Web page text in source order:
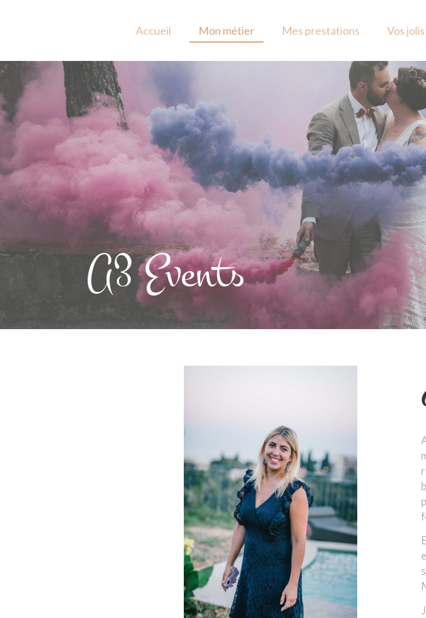
Accueil Mon métier Mes prestations Vos
A3 Events